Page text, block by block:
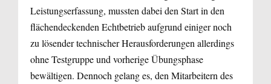
Leistungserfassung, mussten dabei den Start in den
flächendeckenden Echtbetrieb aufgrund einiger noch
zu lösender technischer Herausforderungen allerdings
ohne Testgruppe und vorherige Übungsphase
bewältigen. Dennoch gelang es, den Mitarbeitern des